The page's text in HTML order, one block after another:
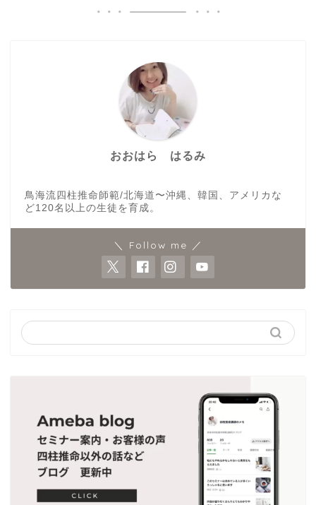
おおはら はるみ
鳥海流四柱推命師範/北海道〜沖縄、韓国、アメリカな
ど120名以上の生徒を育成。
＼ Follow me ／